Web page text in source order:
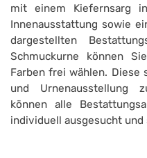
mit einem Kiefernsarg
Innenausstattung sowie
dargestellten
Schmuckurne können
Farben frei wählen. Diese
und Urnenausstellung
können alle
individuell ausgesucht